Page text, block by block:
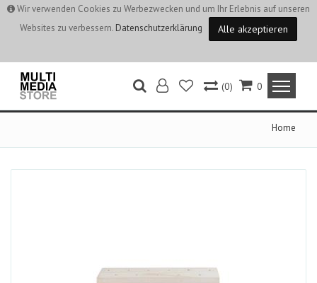
Wir verwenden Cookies zu Werbezwecken und um Ihr Erlebnis auf unseren
Websites zu verbessern. Datenschutzerklärung Alle akzeptieren
0
(0)
Home